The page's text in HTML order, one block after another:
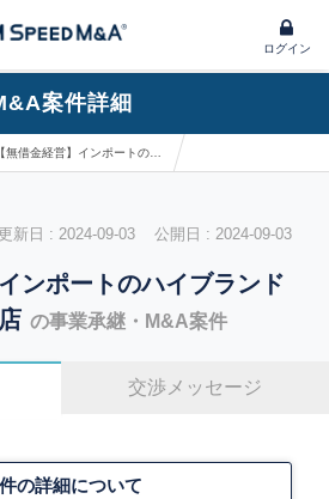
ログイン
案件詳細
新日 : 2024-09-03 公開日 : 2024-09-03
ンポートのハイブランド
の事業承継・M&A案件
交渉メッセージ
の詳細について